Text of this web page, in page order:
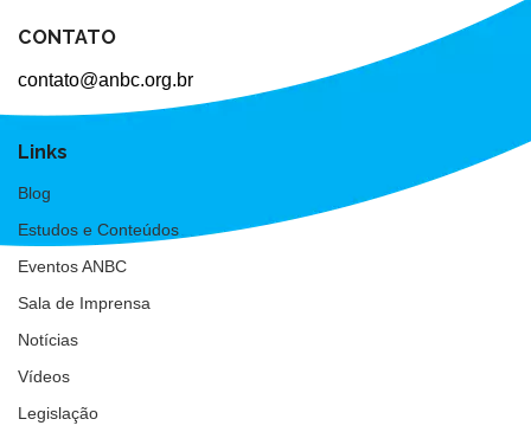
CONTATO
contato@anbc.org.br
Links
Blog
Estudos e Conteúdos
Eventos ANBC
Sala de Imprensa
Notícias
Vídeos
Legislação